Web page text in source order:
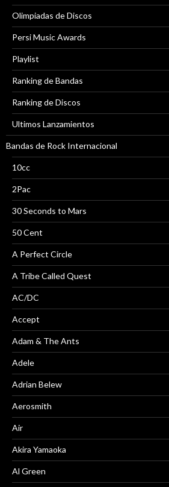
Olimpiadas de Discos
Persi Music Awards
Playlist
Ranking de Bandas
Ranking de Discos
Ultimos Lanzamientos
Bandas de Rock Internacional
10cc
2Pac
30 Seconds to Mars
50 Cent
A Perfect Circle
A Tribe Called Quest
AC/DC
Accept
Adam & The Ants
Adele
Adrian Belew
Aerosmith
Air
Akira Yamaoka
Al Green